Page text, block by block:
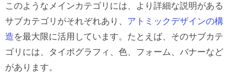
このようなメインカテゴリには、より詳細な説明がある
サブカテゴリがそれぞれあり、 アトミックデザインの構
造を最大限に活用しています。たとえば、そのサブカテ
ゴリには、タイポグラフィ、色、フォーム、バナーなど
があります。